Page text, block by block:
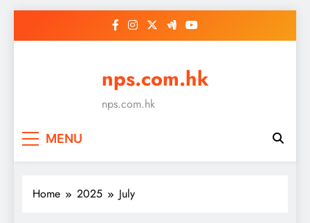
nps.com.hk
nps.com.hk
MENU
Home 2025 July